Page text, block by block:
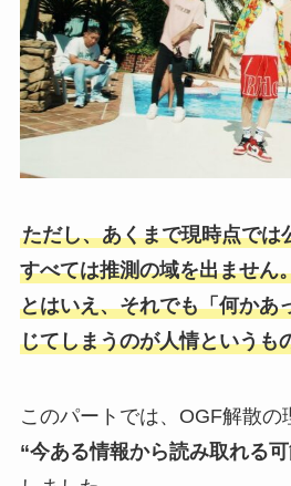
ただし、あくまで現時点では
すべては推測の域を出ません
とはいえ、それでも「何かあ
じてしまうのが人情というも
このパートでは、OGF解散の
“今ある情報から読み取れる